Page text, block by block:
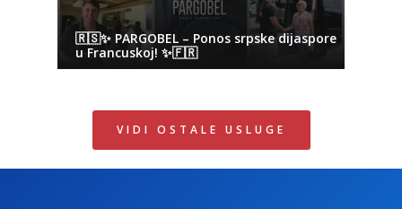
🇷🇸✨ PARGOBEL – Ponos srpske dijaspore
u Francuskoj! ✨🇫🇷
VIDI OSTALE USLUGE